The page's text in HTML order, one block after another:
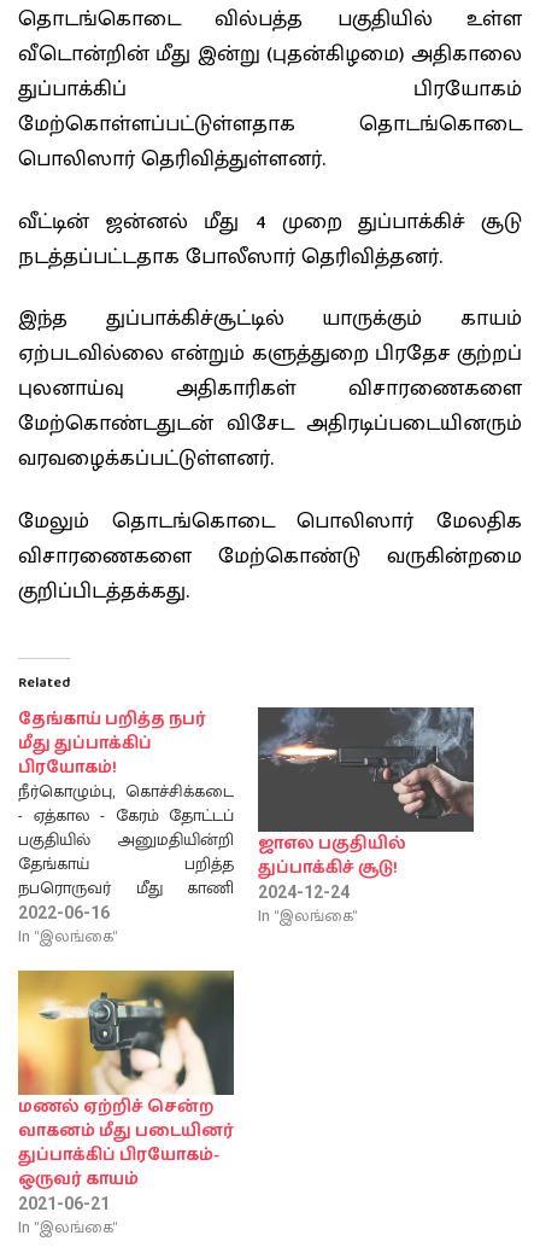
தொடங்கொடை வில்பத்த பகுதியில் உள்ள
வீடொன்றின் மீது இன்று (புதன்கிழமை) அதிகாலை
துப்பாக்கிப் பிரயோகம்
மேற்கொள்ளப்பட்டுள்ளதாக தொடங்கொடை
பொலிஸார் தெரிவித்துள்ளனர்.
வீட்டின் ஜன்னல் மீது 4 முறை துப்பாக்கிச் சூடு
நடத்தப்பட்டதாக போலீஸார் தெரிவித்தனர்.
இந்த துப்பாக்கிச்சூட்டில் யாருக்கும் காயம்
ஏற்படவில்லை என்றும் களுத்துறை பிரதேச குற்றப்
புலனாய்வு அதிகாரிகள் விசாரணைகளை
மேற்கொண்டதுடன் விசேட அதிரடிப்படையினரும்
வரவழைக்கப்பட்டுள்ளனர்.
மேலும் தொடங்கொடை பொலிஸார் மேலதிக
விசாரணைகளை மேற்கொண்டு வருகின்றமை
குறிப்பிடத்தக்கது.
Related
தேங்காய் பறித்த நபர்
மீது துப்பாக்கிப்
பிரயோகம்!
நீர்கொழும்பு, கொச்சிக்கடை
- ஏத்கால - கேரம் தோட்டப்
பகுதியில் அனுமதியின்றி
தேங்காய் பறித்த
நபரொருவர் மீது காணி
உரிமையாளர்
துப்பாக்கிப்பிரயோகம்
நபர் உயிரிழந்துள்ளார்.
சம்பவத்தில்
படுகாயமடைந்த நபர்
நீர்கொழும்பு மாவட்ட
வைத்தியசாலையில்
அனுமதிக்கப்பட்ட
நிலையிலேயே சிகிச்சைப்
பலனின்றி உயிரிழந்துள்ளார்
என பொலிஸார்
தெரிவித்துள்ளனர்.
நீர்கொழும்பு பிரதேசத்தை
2022-06-16
In "இலங்கை"
ஜாஎல பகுதியில்
துப்பாக்கிச் சூடு!
2024-12-24
In "இலங்கை"
மணல் ஏற்றிச் சென்ற
வாகனம் மீது படையினர்
துப்பாக்கிப் பிரயோகம்-
ஒருவர் காயம்
2021-06-21
In "இலங்கை"